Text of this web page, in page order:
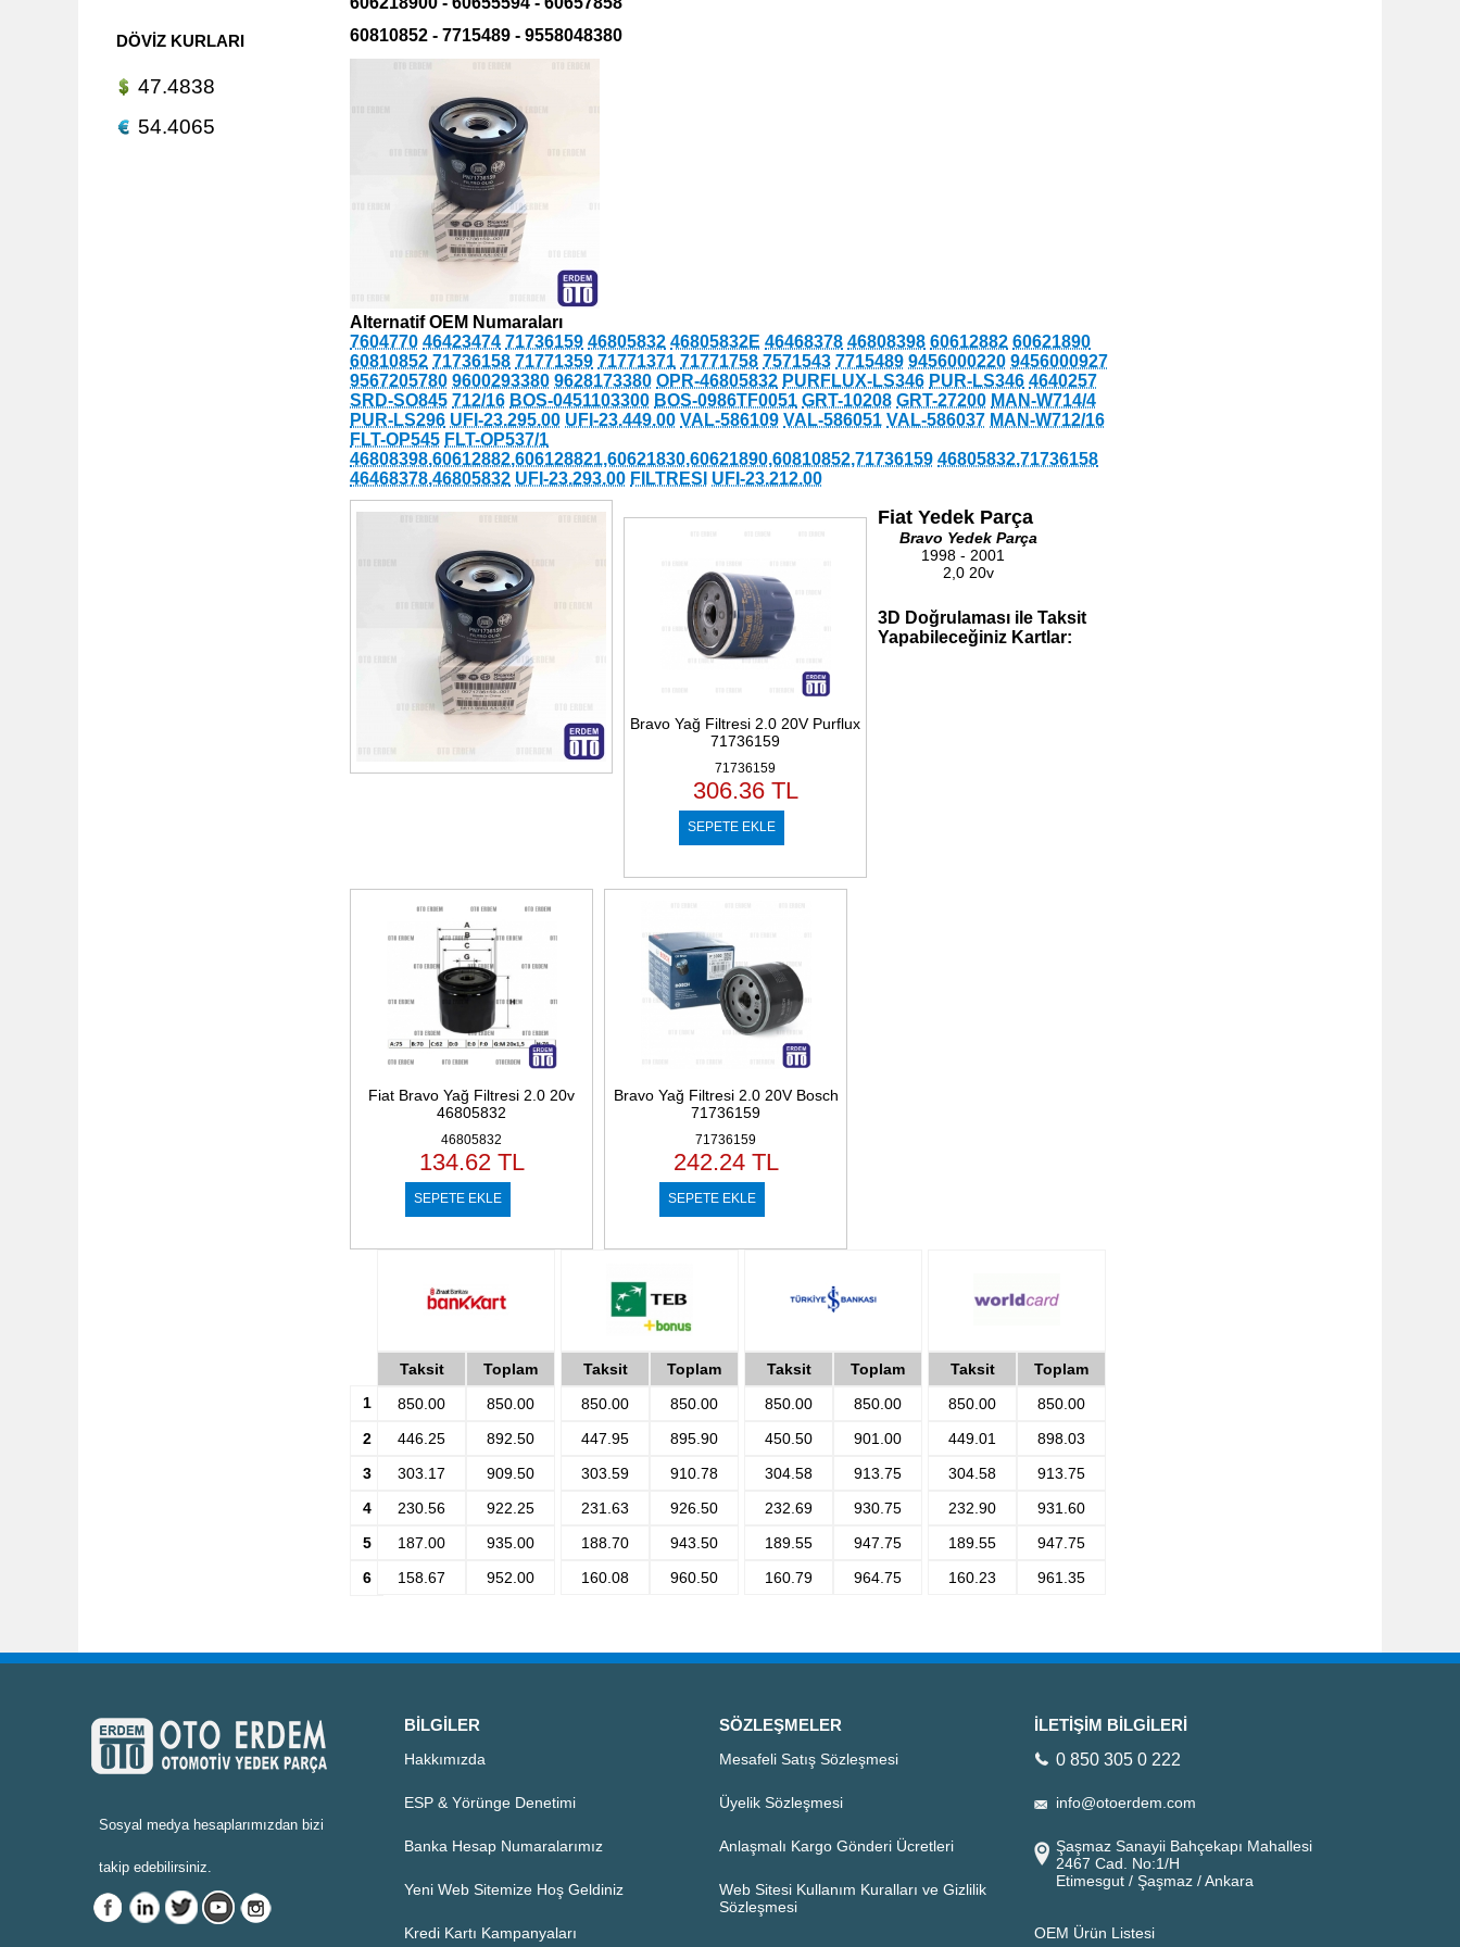
DÖVIZ KURLARI
47.4838
54.4065
60810852 - 7715489 - 9558048380
Alternatif OEM Numaraları
7604770 46423474 71736159 46805832 46805832E 46468378 46808398 60612882 60621890
60810852 71736158 71771359 71771371 71771758 7571543 7715489 9456000220 9456000927
9567205780 9600293380 9628173380 OPR-46805832 PURFLUX-LS346 PUR-LS346 4640257
SRD-SO845 712/16 BOS-0451103300 BOS-0986TF0051 GRT-10208 GRT-27200 MAN-W714/4
PUR-LS296 UFI-23.295.00 UFI-23.449.00 VAL-586109 VAL-586051 VAL-586037 MAN-W712/16
FLT-OP545 FLT-OP537/1
46808398,60612882,606128821,60621830,60621890,60810852,71736159 46805832,71736158
46468378,46805832 UFI-23.293.00 FILTRESI UFI-23.212.00
Bravo Yağ Filtresi 2.0 20V Purflux
71736159
71736159
306.36 TL
SEPETE EKLE
Fiat Bravo Yağ Filtresi 2.0 20v
46805832
46805832
134.62 TL
SEPETE EKLE
Bravo Yağ Filtresi 2.0 20V Bosch
71736159
71736159
242.24 TL
SEPETE EKLE
Fiat Yedek Parça
Bravo Yedek Parça
1998 - 2001
2,0 20v
3D Doğrulaması ile Taksit
Yapabileceğiniz Kartlar:
1
2
3
4
5
6
Taksit
Toplam
850.00
850.00
446.25
892.50
303.17
909.50
230.56
922.25
187.00
935.00
158.67
952.00
Taksit
Toplam
850.00
850.00
447.95
895.90
303.59
910.78
231.63
926.50
188.70
943.50
160.08
960.50
Taksit
Toplam
850.00
850.00
450.50
901.00
304.58
913.75
232.69
930.75
189.55
947.75
160.79
964.75
Taksit
Toplam
850.00
850.00
449.01
898.03
304.58
913.75
232.90
931.60
189.55
947.75
160.23
961.35
Sosyal medya hesaplarımızdan bizi
takip edebilirsiniz.
BILGILER
Hakkımızda
ESP & Yörünge Denetimi
Banka Hesap Numaralarımız
Yeni Web Sitemize Hoş Geldiniz
Kredi Kartı Kampanyaları
SÖZLEŞMELER
Mesafeli Satış Sözleşmesi
Üyelik Sözleşmesi
Anlaşmalı Kargo Gönderi Ücretleri
Web Sitesi Kullanım Kuralları ve Gizlilik
Sözleşmesi
İLETİŞİM BİLGİLERİ
0 850 305 0 222
info@otoerdem.com
Şaşmaz Sanayii Bahçekapı Mahallesi
2467 Cad. No:1/H
Etimesgut / Şaşmaz / Ankara
OEM Ürün Listesi